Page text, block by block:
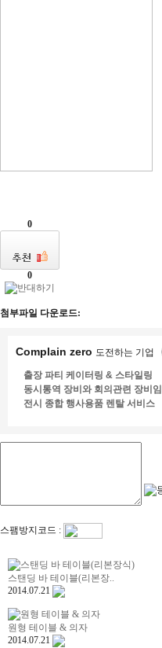
0
0
첨부파일 다운로드:
Complain zero 도전하는 기업
출장 파티 케이터링 & 스타일링
동시통역 장비와 회의관련 장
전시 종합 행사용품 렌탈 서비
스팸방지코드 :
스탠딩 바 테이블(리본장..
2014.07.21
원형 테이블 & 의자
2014.07.21